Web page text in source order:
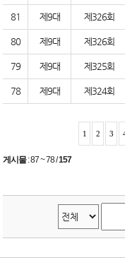
81 제9대 제326회
80 제9대 제326회
79 제9대 제325회
78 제9대 제324회
1 2 3
게시물:87 ~ 78/157